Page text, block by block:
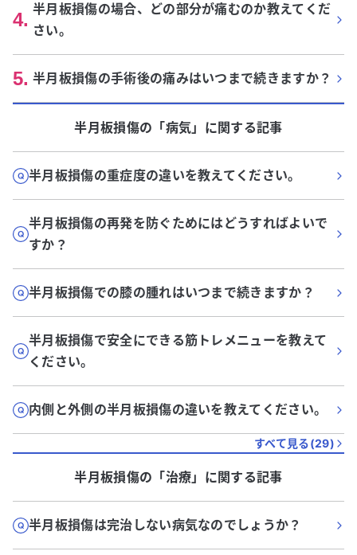
4. 半月板損傷の場合、どの部分が痛むのか教えてくだ
さい。
5. 半月板損傷の手術後の痛みはいつまで続きますか？
半月板損傷の「病気」に関する記事
半月板損傷の重症度の違いを教えてください。
半月板損傷の再発を防ぐためにはどうすればよいで
すか？
半月板損傷での膝の腫れはいつまで続きますか？
半月板損傷で安全にできる筋トレメニューを教えて
ください。
内側と外側の半月板損傷の違いを教えてください。
すべて見る(29)
半月板損傷の「治療」に関する記事
半月板損傷は完治しない病気なのでしょうか？